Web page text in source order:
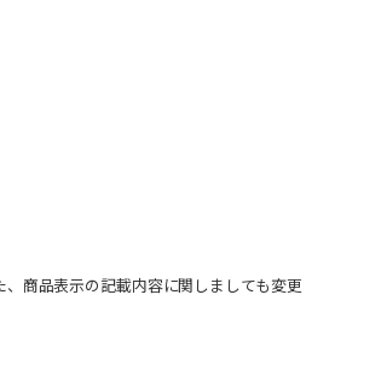
商品表示の記載内容に関しましても変更